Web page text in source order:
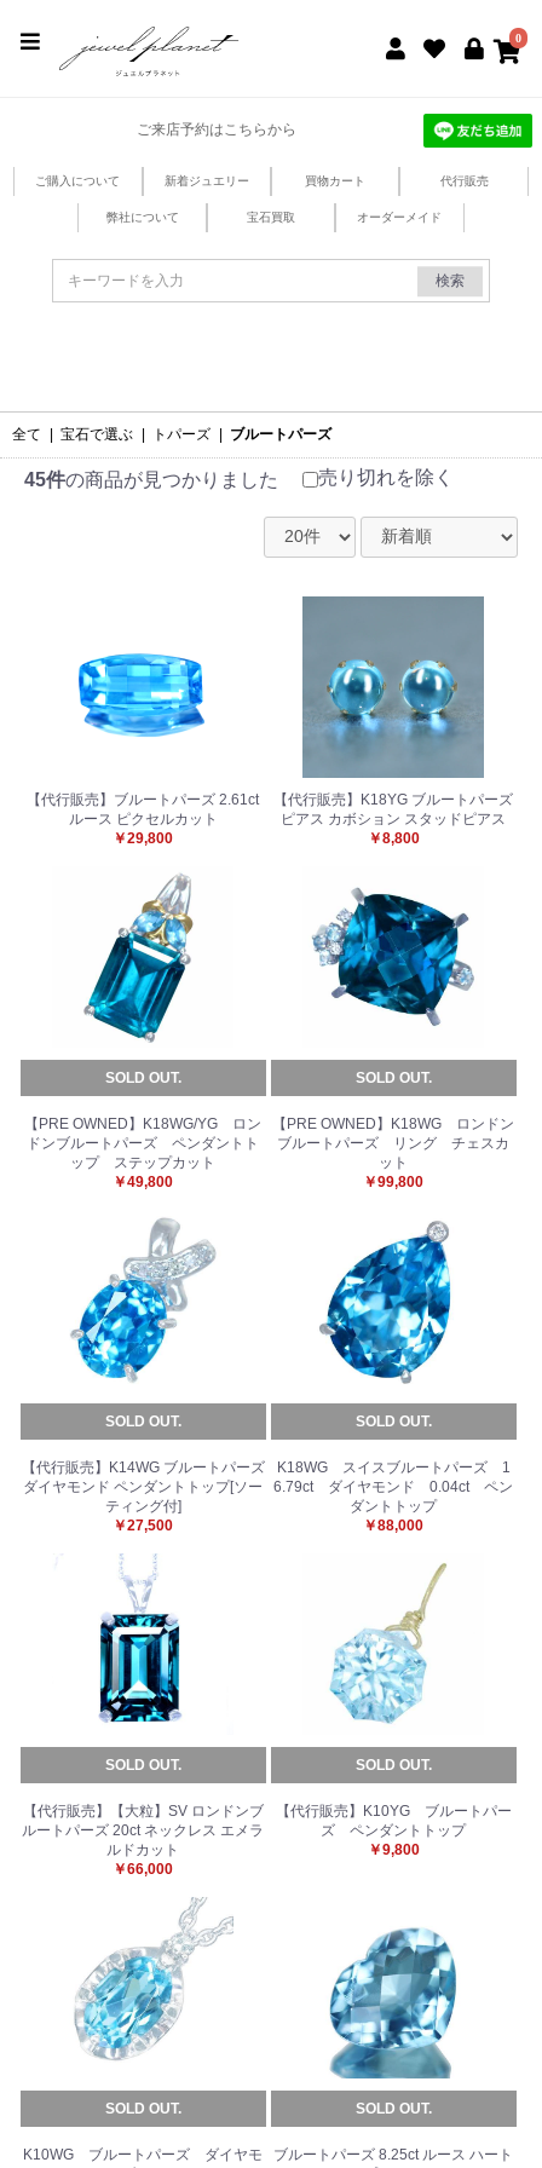
0
ご来店予約はこちらから
ご購入について 新着ジュエリー 買物カート 代行販売
弊社について 宝石買取 オーダーメイド
検索
全て 宝石で選ぶ トパーズ ブルートパーズ
45件の商品が見つかりました 売り切れを除く
【代行販売】ブルートパーズ 2.61ct
ルース ピクセルカット
￥29,800
【代行販売】K18YG ブルートパーズ
ピアス カボション スタッドピアス
￥8,800
SOLD OUT.
【PRE OWNED】K18WG/YG ロン
ドンブルートパーズ ペンダントト
ップ ステップカット
￥49,800
SOLD OUT.
【PRE OWNED】K18WG ロンドン
ブルートパーズ リング チェスカ
ット
￥99,800
SOLD OUT.
【代行販売】K14WG ブルートパーズ
ダイヤモンド ペンダントトップ[ソー
ティング付]
￥27,500
SOLD OUT.
K18WG スイスブルートパーズ 1
6.79ct ダイヤモンド 0.04ct ペン
ダントトップ
￥88,000
SOLD OUT.
【代行販売】【大粒】SV ロンドンブ
ルートパーズ 20ct ネックレス エメラ
ルドカット
￥66,000
SOLD OUT.
【代行販売】K10YG ブルートパー
ズ ペンダントトップ
￥9,800
SOLD OUT.
K10WG ブルートパーズ ダイヤモ
SOLD OUT.
ブルートパーズ 8.25ct ルース ハート